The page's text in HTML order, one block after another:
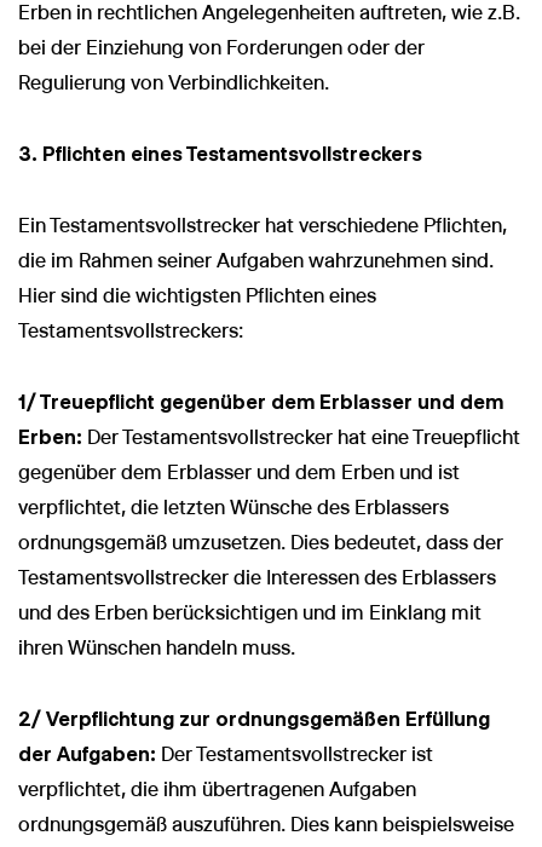
Erben in rechtlichen Angelegenheiten auftreten, wie z.B.
bei der Einziehung von Forderungen oder der
Regulierung von Verbindlichkeiten.
3. Pflichten eines Testamentsvollstreckers
Ein Testamentsvollstrecker hat verschiedene Pflichten,
die im Rahmen seiner Aufgaben wahrzunehmen sind.
Hier sind die wichtigsten Pflichten eines
Testamentsvollstreckers:
1/ Treuepflicht gegenüber dem Erblasser und dem
Erben: Der Testamentsvollstrecker hat eine Treuepflicht
gegenüber dem Erblasser und dem Erben und ist
verpflichtet, die letzten Wünsche des Erblassers
ordnungsgemäß umzusetzen. Dies bedeutet, dass der
Testamentsvollstrecker die Interessen des Erblassers
und des Erben berücksichtigen und im Einklang mit
ihren Wünschen handeln muss.
2/ Verpflichtung zur ordnungsgemäßen Erfüllung
der Aufgaben: Der Testamentsvollstrecker ist
verpflichtet, die ihm übertragenen Aufgaben
ordnungsgemäß auszuführen. Dies kann beispielsweise